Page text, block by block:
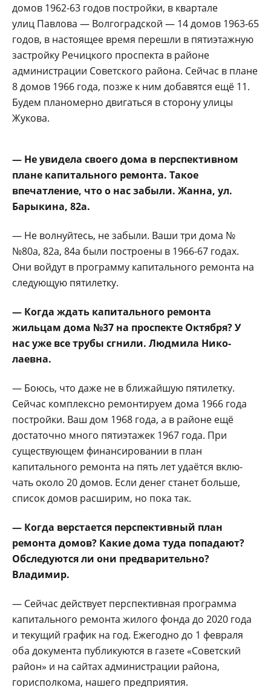
домов 1962-63 годов по­стройки, в квартале
улиц Павлова — Волгоградской — 14 домов 1963-65
годов, в настоящее время переш­ли в пятиэтажную
застрой­ку Речицкого проспекта в районе
администрации Советского района. Сей­час в плане
8 домов 1966 года, позже к ним добавят­ся ещё 11.
Будем планомер­но двигаться в сторону ули­цы
Жукова.
— Не увидела свое­го дома в перспек­тивном
плане капи­тального ремонта. Та­кое
впечатление, что о нас забыли. Жанна, ул.
Барыкина, 82а.
— Не волнуйтесь, не забыли. Ваши три дома №
№80а, 82а, 84а были по­строены в 1966-67 годах.
Они войдут в программу капитального ремонта на
следующую пятилетку.
— Когда ждать капи­тального ремонта
жильцам дома №37 на проспекте Октября? У
нас уже все трубы сгнили. Людмила Нико­
лаевна.
— Боюсь, что даже не в ближайшую пятилетку.
Сейчас комплексно ремон­тируем дома 1966 года
по­стройки. Ваш дом 1968 го­да, а в районе ещё
доста­точно много пятиэтажек 1967 года. При
существу­ющем финансировании в план
капитального ремонта на пять лет удаётся вклю­
чать около 20 домов. Если денег станет больше,
спи­сок домов расширим, но пока так.
— Когда верстается перспективный план
ремонта домов? Какие дома туда попа­дают?
Обследуются ли они предварительно?
Владимир.
— Сейчас действует перспективная программа
капитального ремонта жи­лого фонда до 2020 года
и текущий график на год. Ежегодно до 1 февраля
оба документа публикуются в газете «Советский
район» и на сайтах администрации района,
горисполкома, на­шего предприятия.